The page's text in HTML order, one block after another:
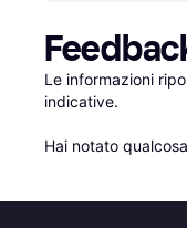
Le informazioni
indicative.
Hai notato